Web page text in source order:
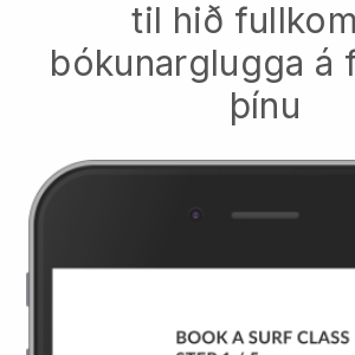
til hið
bókunarglugga á
þínu